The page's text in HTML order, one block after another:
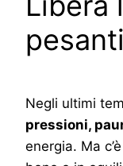
pesanti
Negli ultimi
pressioni,
energia. Ma